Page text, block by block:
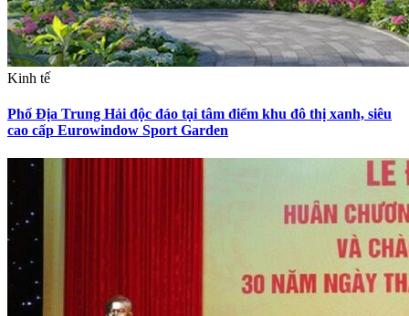
Kinh tế
Phố Địa Trung Hải độc đáo tại tâm điểm khu đô thị xanh, siêu
cao cấp Eurowindow Sport Garden